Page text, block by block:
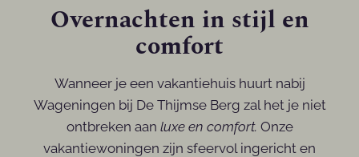
Overnachten in stijl en
comfort
Wanneer je een vakantiehuis huurt nabij
Wageningen bij De Thijmse Berg zal het je niet
ontbreken aan luxe en comfort. Onze
vakantiewoningen zijn sfeervol ingericht en